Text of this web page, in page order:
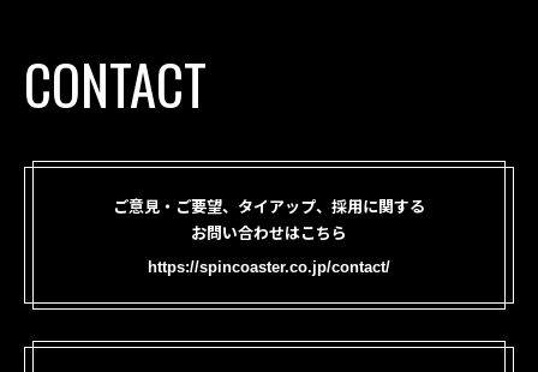
CONTACT
ご意見・ご要望、タイアップ、採用に関する
お問い合わせはこちら
https://spincoaster.co.jp/contact/